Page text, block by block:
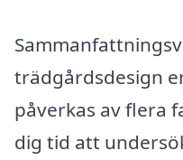
trädgårdsdesign
påverkas av flera
dig tid att